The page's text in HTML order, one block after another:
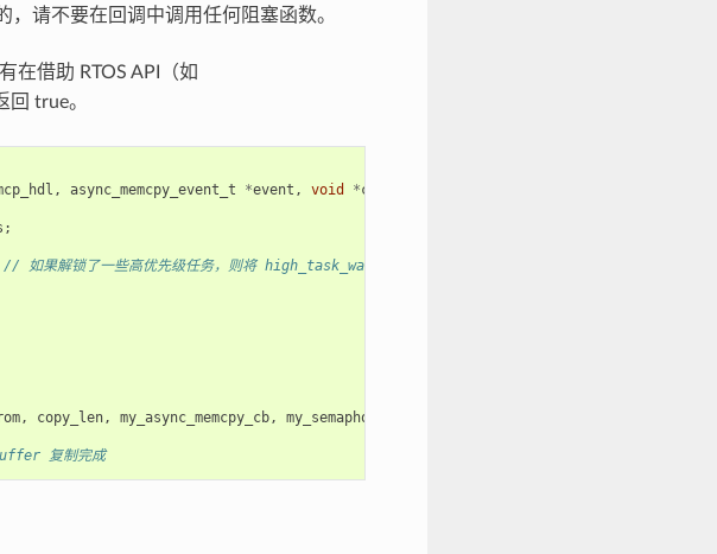
请不要在回调中调用任何阻塞函数。
在借助 RTOS API（如
回 true。
, async_memcpy_event_t *event , void *cb_args
;
// 如果解锁了一些高优先级任务，则将 high_task_wakeup 设置为 pdTRUE
, copy_len, my_async_memcpy_cb, my_semaphore
复制完成